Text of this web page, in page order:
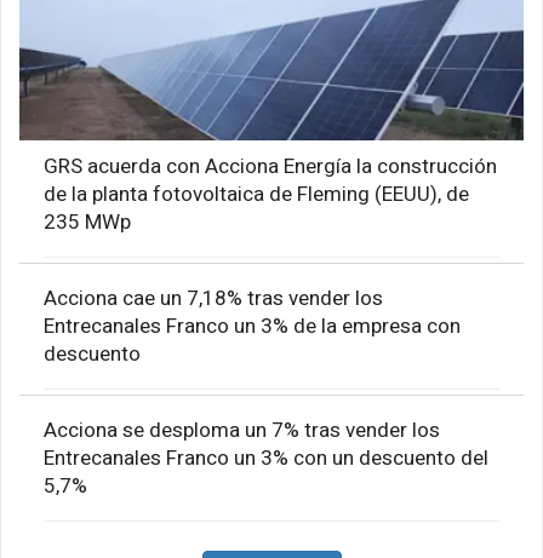
GRS acuerda con Acciona Energía la construcción
de la planta fotovoltaica de Fleming (EEUU), de
235 MWp
Acciona cae un 7,18% tras vender los
Entrecanales Franco un 3% de la empresa con
descuento
Acciona se desploma un 7% tras vender los
Entrecanales Franco un 3% con un descuento del
5,7%